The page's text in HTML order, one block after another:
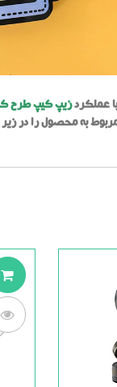
عملکردزیپ کیپ طرح
مربوط به محصول را در